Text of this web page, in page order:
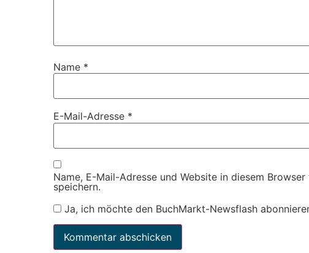
Name *
E-Mail-Adresse *
Name, E-Mail-Adresse und Website in diesem
speichern.
Ja, ich möchte den BuchMarkt-Newsflash